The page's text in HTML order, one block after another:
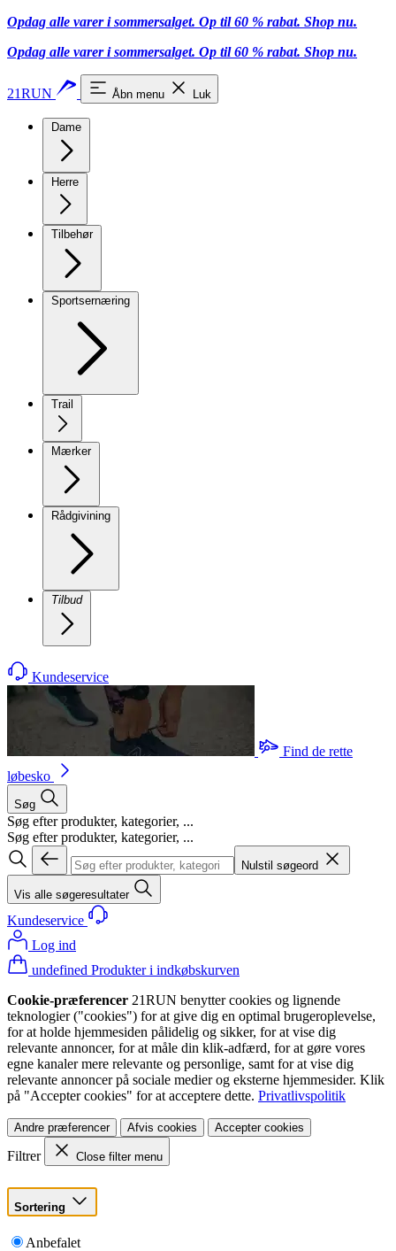
Opdag alle varer i sommersalget. Op til 60 % rabat. Shop nu.
Opdag alle varer i sommersalget. Op til 60 % rabat. Shop nu.
21RUN Åbn menu Luk
Dame
Herre
Tilbehør
Sportsernæring
Trail
Mærker
Rådgivining
Tilbud
Kundeservice
Find de rette
løbesko
Søg
Søg efter produkter, kategorier, ...
Søg efter produkter, kategorier, ...
Nulstil søgeord
Vis alle søgeresultater
Kundeservice
Log ind
undefined Produkter i indkøbskurven
Cookie-præferencer 21RUN benytter cookies og lignende
teknologier ("cookies") for at give dig en optimal brugeroplevelse,
for at holde hjemmesiden pålidelig og sikker, for at vise dig
relevante annoncer, for at måle din klik-adfærd, for at gøre vores
egne kanaler mere relevante og personlige, samt for at vise dig
relevante annoncer på sociale medier og eksterne hjemmesider. Klik
på "Accepter cookies" for at acceptere dette. Privatlivspolitik
Andre præferencer Afvis cookies Accepter cookies
Filtrer Close filter menu
Sortering
Anbefalet